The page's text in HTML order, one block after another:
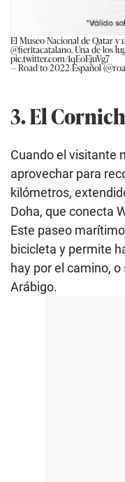
El Museo Nacional de Qatar
@fieritacatalano. Una de los
pic.twitter.com/1qEoEjuVg7
— Road to 2022 Español
3. El
Cuando el visitante
aprovechar para
kilómetros,
Doha, que conecta
Este paseo
bicicleta y permite
hay por el camino,
Arábigo.